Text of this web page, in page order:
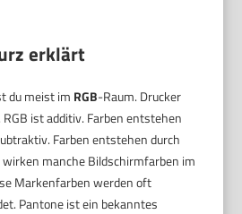
erklärt
du meist im RGB-Raum. Drucker
. RGB ist additiv. Farben entstehen
Farben entstehen durch
manche Bildschirmfarben im
Markenfarben werden oft
Pantone ist ein bekanntes